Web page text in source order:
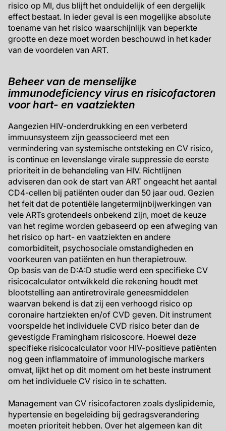
risico op MI, dus blijft het onduidelijk of een dergelijk
effect bestaat. In ieder geval is een mogelijke absolute
toename van het risico waarschijnlijk van beperkte
grootte en deze moet worden beschouwd in het kader
van de voordelen van ART.
Beheer van de menselijke
immunodeficiency virus en risicofactoren
voor hart- en vaatziekten
Aangezien HIV-onderdrukking en een verbeterd
immuunsysteem zijn geassocieerd met een
vermindering van systemische ontsteking en CV risico,
is continue en levenslange virale suppressie de eerste
prioriteit in de behandeling van HIV. Richtlijnen
adviseren dan ook de start van ART ongeacht het aantal
CD4-cellen bij patiënten ouder dan 50 jaar oud. Gezien
het feit dat de potentiële langetermijnbijwerkingen van
vele ARTs grotendeels onbekend zijn, moet de keuze
van het regime worden gebaseerd op een afweging van
het risico op hart- en vaatziekten en andere
comorbiditeit, psychosociale omstandigheden en
voorkeuren van patiënten en hun therapietrouw.
Op basis van de D:A:D studie werd een specifieke CV
risicocalculator ontwikkeld die rekening houdt met
blootstelling aan antiretrovirale geneesmiddelen
waarvan bekend is dat zij een verhoogd risico op
coronaire hartziekten en/of CVD geven. Dit instrument
voorspelde het individuele CVD risico beter dan de
gevestigde Framingham risicoscore. Hoewel deze
specifieke risicocalculator voor HIV-positieve patiënten
nog geen inflammatoire of immunologische markers
omvat, lijkt het op dit moment om het beste instrument
om het individuele CV risico in te schatten.
Management van CV risicofactoren zoals dyslipidemie,
hypertensie en begeleiding bij gedragsverandering
moeten prioriteit hebben. Over het algemeen kan dit